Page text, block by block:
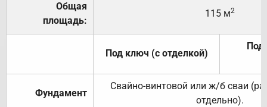
Общая
площадь:
115 м2
Под ключ (с отделкой)
Под
Фундамент
Свайно-винтовой или ж/б сваи
отдельно).